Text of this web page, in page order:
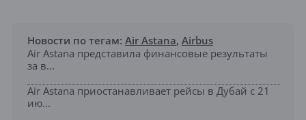
Новости по тегам: Air Astana, Airbus
Air Astana представила финансовые результаты
за в...
Air Astana приостанавливает рейсы в Дубай с 21
ию...